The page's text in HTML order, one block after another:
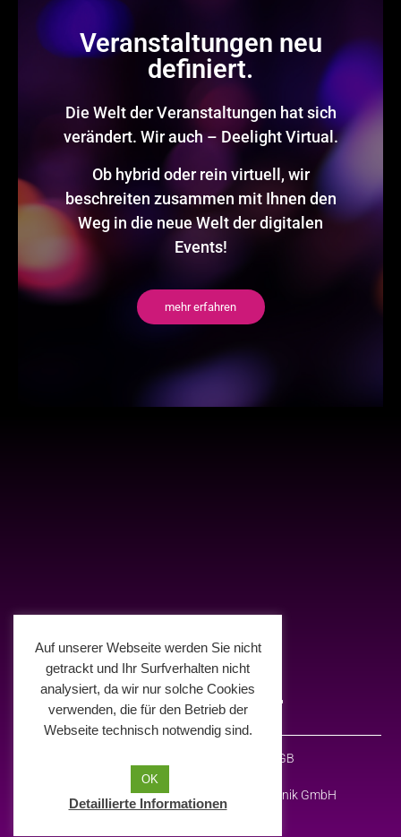
Veranstaltungen neu
definiert.
Die Welt der Veranstaltungen hat sich
verändert. Wir auch – Deelight Virtual.
Ob hybrid oder rein virtuell, wir
beschreiten zusammen mit Ihnen den
Weg in die neue Welt der digitalen
Events!
mehr erfahren
AGB
© 2026 Deelight Medien- und Eventtechnik GmbH
Auf unserer Webseite werden Sie nicht
getrackt und Ihr Surfverhalten nicht
analysiert, da wir nur solche Cookies
verwenden, die für den Betrieb der
Webseite technisch notwendig sind.
OK
Detaillierte Informationen